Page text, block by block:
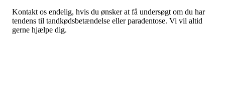
Kontakt os endelig, hvis du ønsker at få undersøgt om du har
tendens til tandkødsbetændelse eller paradentose. Vi vil altid
gerne hjælpe dig.